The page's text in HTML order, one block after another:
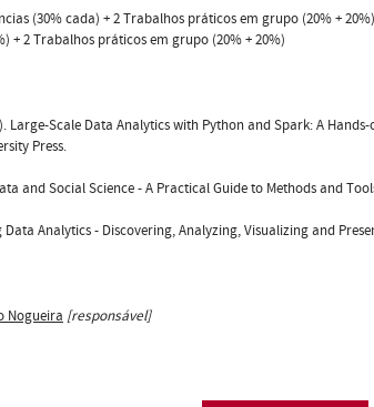
(30% cada) + 2 Trabalhos práticos em grupo (20% + 20%)
+ 2 Trabalhos práticos em grupo (20% + 20%)
Large-Scale Data Analytics with Python and Spark: A
Press.
and Social Science - A Practical Guide to Methods and
Data Analytics - Discovering, Analyzing, Visualizing and
Nogueira [responsável]